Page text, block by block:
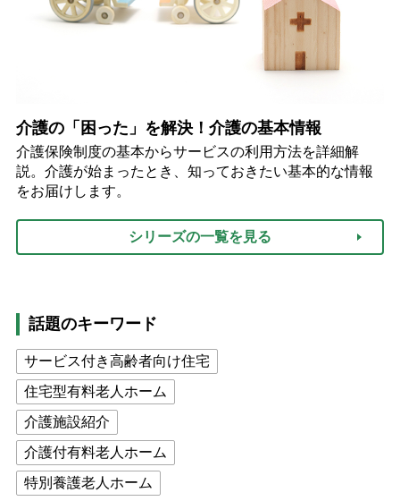
介護の「困った」を解決！介護の基本情報
介護保険制度の基本からサービスの利用方法を詳細解
説。介護が始まったとき、知っておきたい基本的な情報
をお届けします。
シリーズの一覧を見る
話題のキーワード
サービス付き高齢者向け住宅
住宅型有料老人ホーム
介護施設紹介
介護付有料老人ホーム
特別養護老人ホーム